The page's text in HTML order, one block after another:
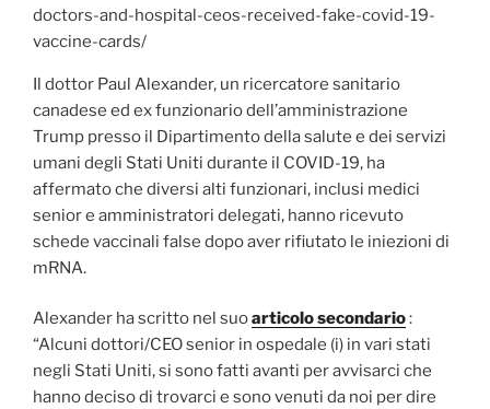
doctors-and-hospital-ceos-received-fake-covid-19-
vaccine-cards/
Il dottor Paul Alexander, un ricercatore sanitario
canadese ed ex funzionario dell’amministrazione
Trump presso il Dipartimento della salute e dei servizi
umani degli Stati Uniti durante il COVID-19, ha
affermato che diversi alti funzionari, inclusi medici
senior e amministratori delegati, hanno ricevuto
schede vaccinali false dopo aver rifiutato le iniezioni di
mRNA.
Alexander ha scritto nel suoarticolo secondario:
“Alcuni dottori/CEO senior in ospedale (i) in vari stati
negli Stati Uniti, si sono fatti avanti per avvisarci che
hanno deciso di trovarci e sono venuti da noi per dire